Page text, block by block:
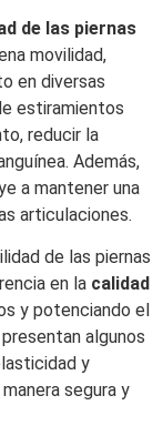
de las piernas
movilidad,
en diversas
estiramientos
reducir la
Además,
a mantener una
articulaciones.
de las piernas
en la calidad
y potenciando el
algunos
y
segura y